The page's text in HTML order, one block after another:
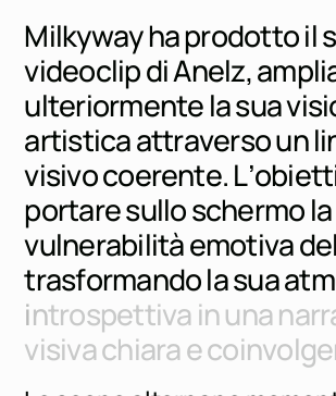
Milkywayhaprodottoils
videoclipdiAnelz,ampli
ulteriormentelasuavisi
artisticaattraversounli
visivocoerente.L’obiett
portaresulloschermola
vulnerabilitàemotivadel
trasformandolasuaatm
introspettivainunanarr
visivachiaraecoinvolge